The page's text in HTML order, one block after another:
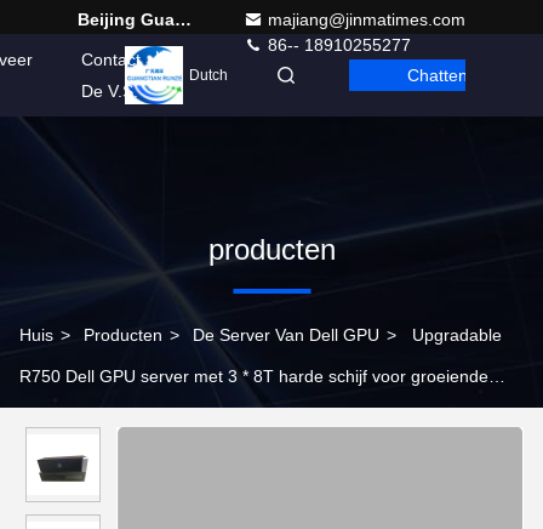
Beijing Guangtian Runze Technology Co., Ltd.
majiang@jinmatimes.com
86-- 18910255277
Contact
De V.S.
Dutch Chatten
producten
Huis > Producten > De Server Van Dell GPU > Upgradable
R750 Dell GPU server met 3 * 8T harde schijf voor groeiende